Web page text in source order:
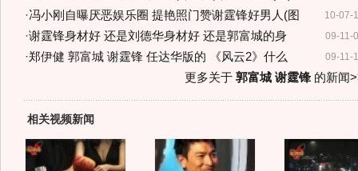
10-07-
·冯小刚自曝厌恶娱乐圈 提艳照门赞谢霆锋好男人(图
09-11-
·谢霆锋身材好 还是刘德华身材好 还是郭富城的身
09-11-
·郑伊健 郭富城 谢霆锋 任达华版的 《风云2》什么
更多关于 郭富城 谢霆锋的新闻
相关视频新闻